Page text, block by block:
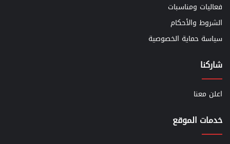
فعاليات ومناسبات
الشروط والأحكام
سياسة حماية الخصوصية
شاركنا
اعلن معنا
خدمات الموقع